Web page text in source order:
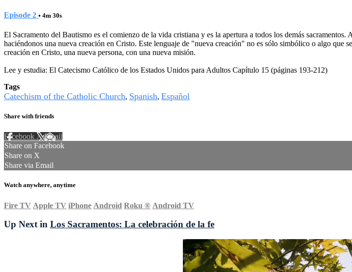
Episode 2 • 4m 30s
El Sacramento del Bautismo es el comienzo de la vida cristiana y es la apertura a todos los demás
haciéndonos una nueva creación en Cristo. Este lenguaje de "nueva creación" no es sólo simbólico o algo que
creación en Cristo, una nueva persona, con una nueva misión.
Lee y estudia: El Catecismo Católico de los Estados Unidos para Adultos Capítulo 15 (páginas 193-212)
Tags
Catechism of the Catholic Church, Spanish, Español
Share with friends
Facebook XEmail
Share on Facebook
Share on X
Share via Email
Watch anywhere, anytime
Fire TV Apple TV iPhone Android Roku ® Android TV
Up Next in Los Sacramentos: La celebración de la fe